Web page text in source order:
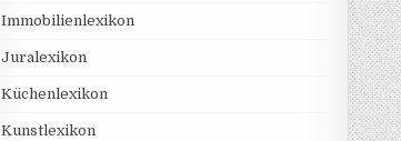
Immobilienlexikon
Juralexikon
Küchenlexikon
Kunstlexikon